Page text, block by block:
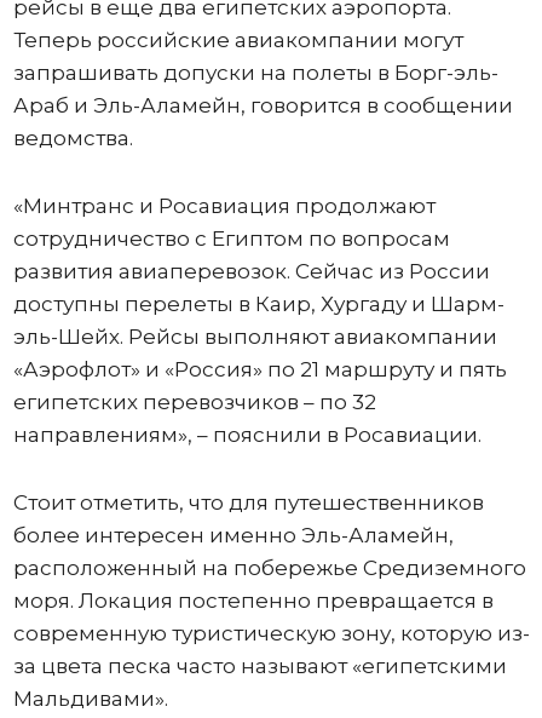
рейсы в еще два египетских аэропорта.
Теперь российские авиакомпании могут
запрашивать допуски на полеты в Борг-эль-
Араб и Эль-Аламейн, говорится в сообщении
ведомства.
«Минтранс и Росавиация продолжают
сотрудничество с Египтом по вопросам
развития авиаперевозок. Сейчас из России
доступны перелеты в Каир, Хургаду и Шарм-
эль-Шейх. Рейсы выполняют авиакомпании
«Аэрофлот» и «Россия» по 21 маршруту и пять
египетских перевозчиков – по 32
направлениям», – пояснили в Росавиации.
Стоит отметить, что для путешественников
более интересен именно Эль-Аламейн,
расположенный на побережье Средиземного
моря. Локация постепенно превращается в
современную туристическую зону, которую из-
за цвета песка часто называют «египетскими
Мальдивами».